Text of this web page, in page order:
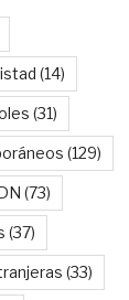
(14)
(31)
(129)
(73)
(37)
(33)